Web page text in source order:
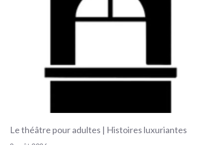
Le théâtre pour adultes | Histoires luxuriantes